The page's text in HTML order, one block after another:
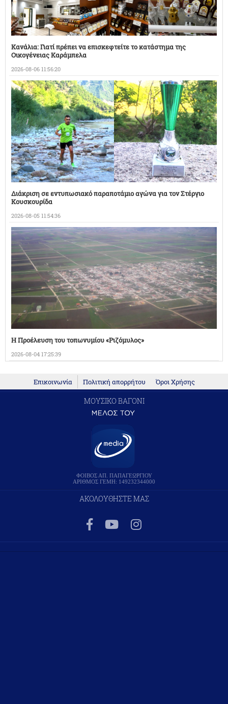
Κανάλια: Γιατί πρέπει να επισκεφτείτε το κατάστημα της
Οικογένειας Καράμπελα
2026-08-06 11:56:20
Διάκριση σε εντυπωσιακό παραποτάμιο αγώνα για τον Στέργιο
Κουσκουρίδα
2026-08-05 11:54:36
Η Προέλευση του τοπωνυμίου «Ριζόμυλος»
2026-08-04 17:25:39
Επικοινωνία Πολιτική απορρήτου Όροι Χρήσης
ΜΟΥΣΙΚΟ ΒΑΓΟΝΙ
ΦΟΙΒΟΣ ΑΠ. ΠΑΠΑΓΕΩΡΓΙΟΥ
ΑΡΙΘΜΟΣ ΓΕΜΗ: 149232344000
ΑΚΟΛΟΥΘΗΣΤΕ ΜΑΣ